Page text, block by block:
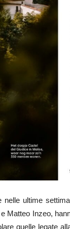
ultime
Matteo Inzeo,
quelle legate